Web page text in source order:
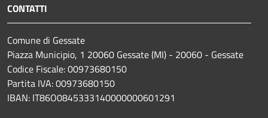
CONTATTI
Comune di Gessate
Piazza Municipio, 1 20060 Gessate (MI) - 20060 - Gessate
Codice Fiscale: 00973680150
Partita IVA: 00973680150
IBAN: IT86O0845333140000000601291